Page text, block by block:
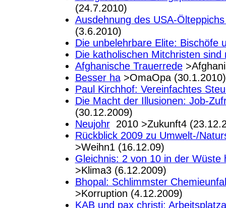
(24.7.2010)
Ausdehnung des USA-
(3.6.2010)
Die unbelehrbare Elite: Bischöfe
Die katholischen Mitchristen sind
Afghanische Trauerrede
Besser ha>OmaOpa (30.1.2010)
Paul Kirchhof: Vereinfachtes
Die Macht der Illusionen: Job-
(30.12.2009)
Neujohr2010 >Zukunft4
Rückblick 2009 zu Umwelt-/
>Weihn1 (16.12.09)
Gleichnis: 2 von 10 in der
>Klima3 (6.12.2009)
Bhopal: Schlimmster
>Korruption (4.12.2009)
KAB und pax christi: